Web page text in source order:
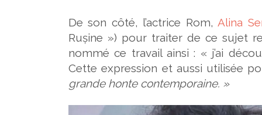
De son côté, l’actrice Rom, Alina
Rușine ») pour traiter de ce sujet
nommé ce travail ainsi : « j’ai
Cette expression et aussi utilisée
grande honte contemporaine. »